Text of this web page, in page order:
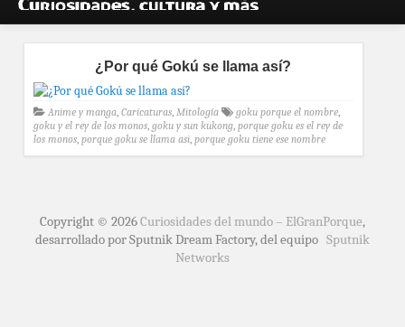
¿Por qué Gokú se llama así?
Anime y manga, Caricaturas, Mitología goku porque el nombre,
goku y el rey de los monos, goku y sun kukong, porque goku es el rey de
los monos, porque goku se llama asi, porque goku tiene ese nombre
Copyright © 2026Curiosidades del mundo – ElGranPorque,
desarrollado por Sputnik Dream Factory, del equipo Sputnik
Networks